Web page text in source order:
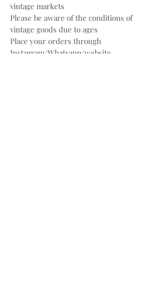
vintage markets
Please be aware of the conditions of
vintage goods due to ages
Place your orders through
Instagram/Whatsapp/website